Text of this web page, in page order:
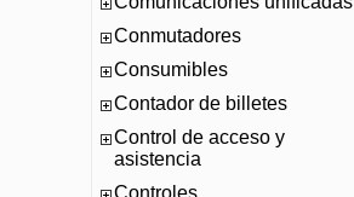
Conmutadores
Consumibles
Contador de billetes
Control de acceso y
asistencia
Controles